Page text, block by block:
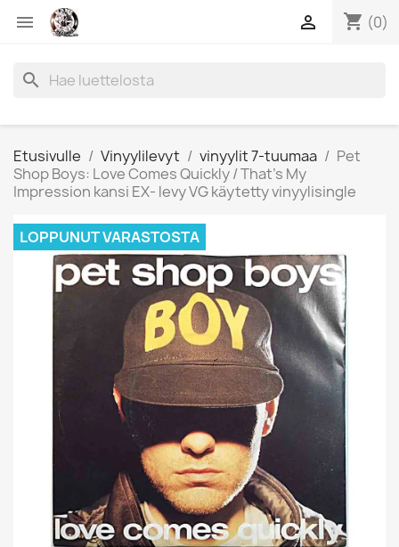
 shopping_cart (0)

search
Etusivulle Vinyylilevyt vinyylit 7-tuumaa
Pet
Shop Boys: Love Comes Quickly / That's My
Impression kansi EX- levy VG käytetty vinyylisingle
LOPPUNUT VARASTOSTA